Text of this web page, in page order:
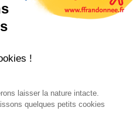
!
laisser la nature intacte.
quelques petits cookies